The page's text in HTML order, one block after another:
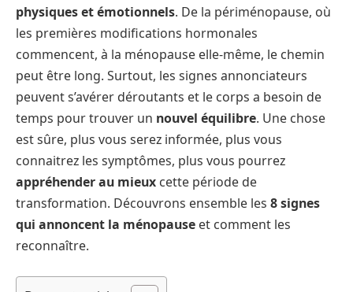
physiques et émotionnels. De la périménopause, où
les premières modifications hormonales
commencent, à la ménopause elle-même, le chemin
peut être long. Surtout, les signes annonciateurs
peuvent s’avérer déroutants et le corps a besoin de
temps pour trouver un nouvel équilibre. Une chose
est sûre, plus vous serez informée, plus vous
connaitrez les symptômes, plus vous pourrez
appréhender au mieux cette période de
transformation. Découvrons ensemble les 8 signes
qui annoncent la ménopause et comment les
reconnaître.